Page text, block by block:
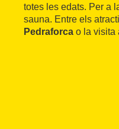
totes les edats. Per a
sauna. Entre els
Pedraforca o la visita